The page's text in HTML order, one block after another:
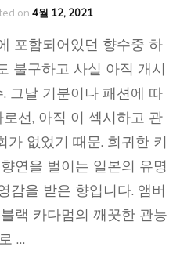
on 4월 12, 2021
포함되어있던 향수중 하
불구하고 사실 아직 개시
그날 기분이나 패션에 따
선, 아직 이 섹시하고 관
가 없었기 때문. 희귀한 키
연을 벌이는 일본의 유명
감을 받은 향입니다. 앰버
랙 카다멈의 깨끗한 관능
…